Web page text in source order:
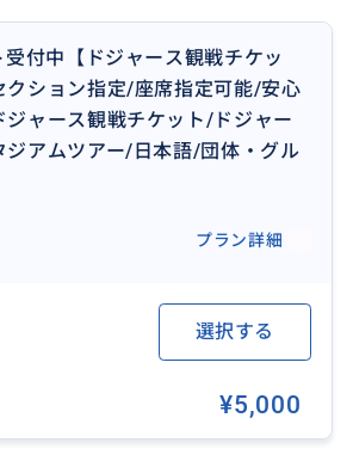
もご予約承ります！
ロセスは全て日本語での対応にな
してご利用ください。
金は含まれません
承ください
ジタル・チケットです
ルチケットのQRコードにて入場し
付中【ドジャース観戦チケッ
クション指定/座席指定可能/安心
ャース観戦チケット/ドジャー
ジアムツアー/日本語/団体・グル
プラン詳細
選択する
¥5,000